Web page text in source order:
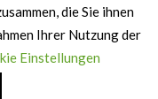
by
die Sie ihnen
Ihrer Nutzung der
Einstellungen